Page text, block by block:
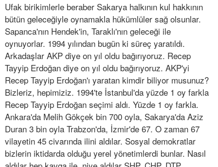
Ufak birikimlerle beraber Sakarya halkının kul hakkının
bütün geleceğiyle oynamakla hükümlüler sağ olsunlar.
Sapanca'nın Hendek'in, Taraklı'nın geleceği ile
oynuyorlar. 1994 yılından bugün ki süreç yaratıldı.
Arkadaşlar AKP diye on yıl oldu bağırıyoruz. Recep
Tayyip Erdoğan diye on yıl oldu bağırıyoruz. AKP'yi
Recep Tayyip Erdoğan'ı yaratan kimdir biliyor musunuz?
Bizleriz, hepimiziz. 1994'te İstanbul'da yüzde 1 oy farkla
Recep Tayyip Erdoğan seçimi aldı. Yüzde 1 oy farkla.
Ankara'da Melih Gökçek bin 700 oyla, Sakarya'da Aziz
Duran 3 bin oyla Trabzon'da, İzmir'de 67. O zaman 67
vilayetin 45 civarında ilini aldılar. Sosyal demokratlar
bizlerin iktidarda olduğu yerel yönetimlerdi bunlar. Nasıl